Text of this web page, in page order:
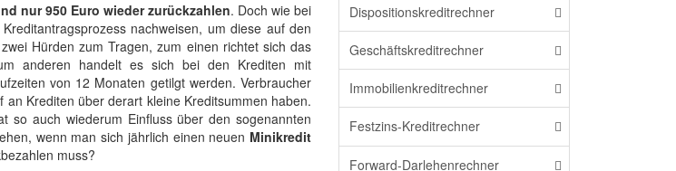
nur 950 Euro wieder zurückzahlen. Doch wie bei
nachweisen, um diese auf den
Hürden zum Tragen, zum einen richtet sich das
anderen handelt es sich bei den Krediten mit
von 12 Monaten getilgt werden. Verbraucher
Krediten über derart kleine Kreditsummen haben.
so auch wiederum Einfluss über den sogenannten
wenn man sich jährlich einen neuen Minikredit
muss?
Dispositionskreditrechner
Geschäftskreditrechner
Immobilienkreditrechner
Festzins-Kreditrechner
Forward-Darlehenrechner